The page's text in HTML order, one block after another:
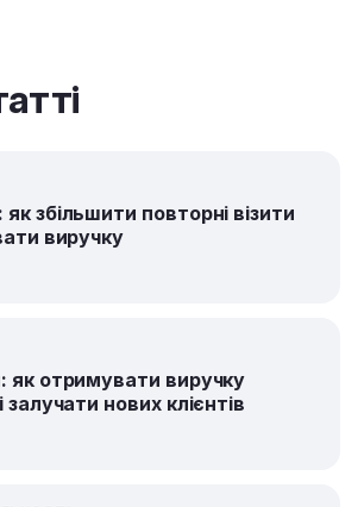
збільшити повторні візити
виручку
як отримувати виручку
залучати нових клієнтів